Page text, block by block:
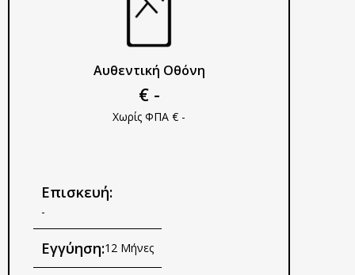
Αυθεντική Οθόνη
€ -
Χωρίς ΦΠΑ € -
Επισκευή:
-
Εγγύηση:12 Μήνες